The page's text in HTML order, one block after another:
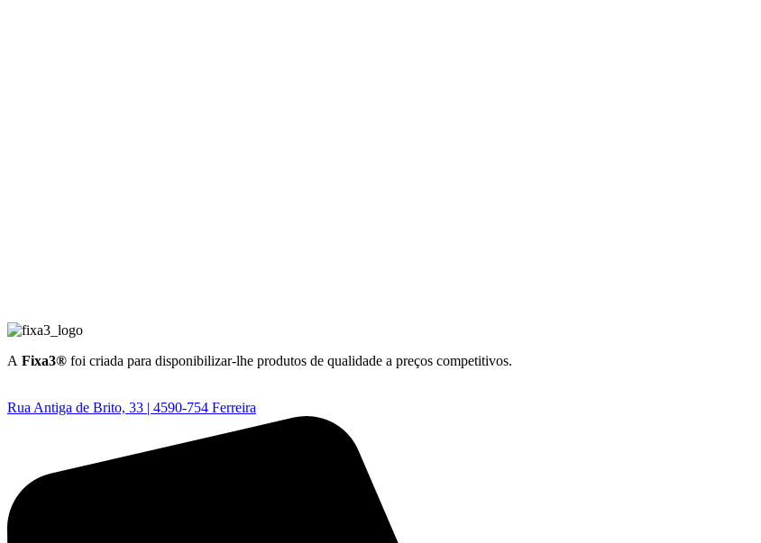
A Fixa3® foi criada para disponibilizar-lhe produtos de qualidade a preços competitivos.
Rua Antiga de Brito, 33 | 4590-754 Ferreira